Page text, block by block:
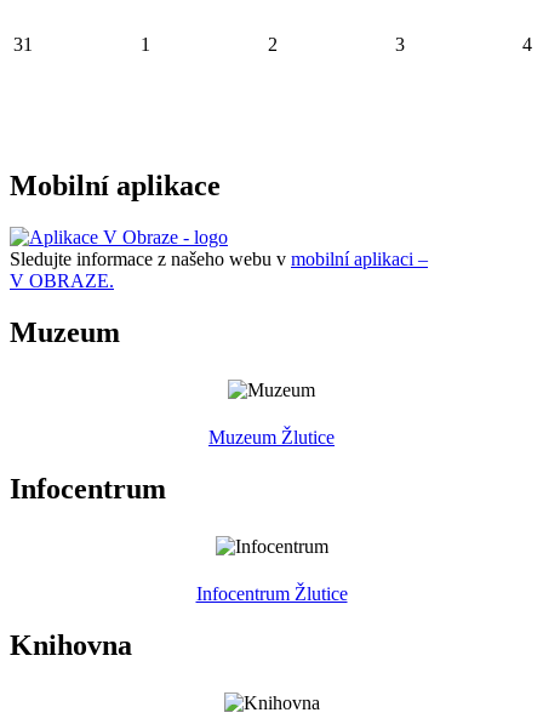
31 1 2 3 4
Mobilní aplikace
Sledujte informace z našeho webu v mobilní aplikaci –
V OBRAZE.
Muzeum
Muzeum Žlutice
Infocentrum
Infocentrum Žlutice
Knihovna